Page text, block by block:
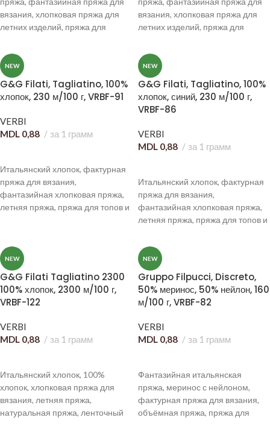
вязания, хлопковая пряжа для
летних изделий, пряжа для
объёмная фактура, летняя
пряжа премиум-класса.
вязания, хлопковая пряжа для
летних изделий, пряжа для
аксессуаров, необычная
текстура, яркая летняя пряжа.
NEW
G&G Filati, Tagliatino, 100%
хлопок, 230 м/100 г, VRBF-91
VERBI
MDL 0,88 за 1 грамм
Итальянский хлопок, фактурная
пряжа для вязания,
фантазийная хлопковая пряжа,
летняя пряжа, пряжа для топов и
для стильных изделий.
NEW
G&G Filati, Tagliatino, 100%
хлопок, синий, 230 м/100 г,
VRBF-86
VERBI
MDL 0,88 за 1 грамм
Итальянский хлопок, фактурная
пряжа для вязания,
фантазийная хлопковая пряжа,
летняя пряжа, пряжа для топов и
бахромы, дизайнерская пряжа
для стильных изделий.
NEW
G&G Filati Tagliatino 2300
100% хлопок, 2300 м/100 г,
VRBF-122
VERBI
MDL 0,88 за 1 грамм
Итальянский хлопок, 100%
хлопок, хлопковая пряжа для
вязания, летняя пряжа,
натуральная пряжа, ленточный
NEW
Gruppo Filpucci, Discreto,
50% меринос, 50% нейлон, 160
м/100 г, VRBF-82
VERBI
MDL 0,88 за 1 грамм
Фантазийная итальянская
пряжа, меринос с нейлоном,
фактурная пряжа для вязания,
объёмная пряжа, пряжа для